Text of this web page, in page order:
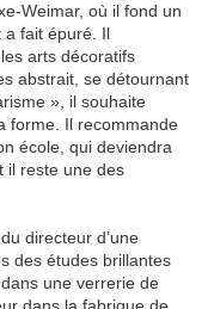
Weimar, où il fond un
a fait épuré. Il
arts décoratifs
abstrait, se détournant
», il souhaite
forme. Il recommande
école, qui deviendra
il reste une des
directeur d’une
des études brillantes
une verrerie de